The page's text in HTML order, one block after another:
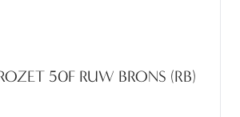
50F RUW BRONS (RB)